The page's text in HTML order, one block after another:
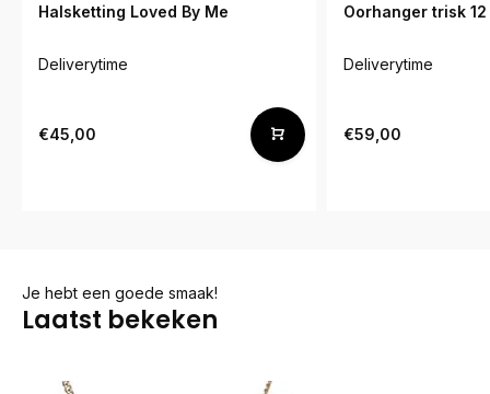
Halsketting Loved By Me
Deliverytime
€45,00
Oorhanger trisk 12
Deliverytime
€59,00
Je hebt een goede smaak!
Laatst bekeken